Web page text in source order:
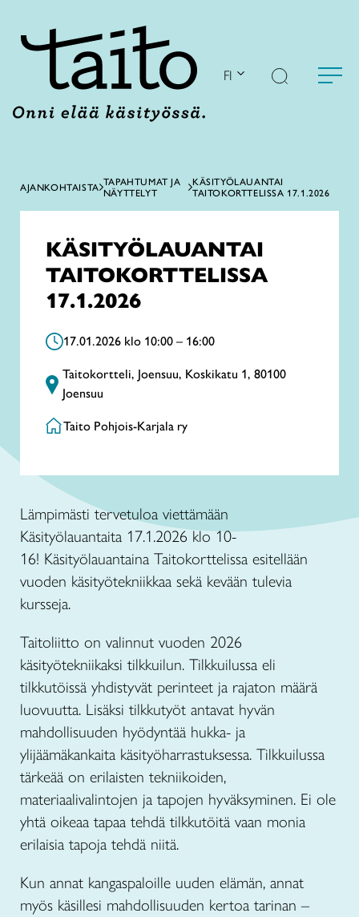
FI
AJANKOHTAISTA TAPAHTUMAT JA
NÄYTTELYT
KÄSITYÖLAUANTAI
TAITOKORTTELISSA 17.1.2026
KÄSITYÖLAUANTAI
TAITOKORTTELISSA
17.1.2026
17.01.2026 klo 10:00 – 16:00
Taitokortteli, Joensuu, Koskikatu 1, 80100
Joensuu
Taito Pohjois-Karjala ry
Lämpimästi tervetuloa viettämään
Käsityölauantaita 17.1.2026 klo 10-
16! Käsityölauantaina Taitokorttelissa esitellään
vuoden käsityötekniikkaa sekä kevään tulevia
kursseja.
Taitoliitto on valinnut vuoden 2026
käsityötekniikaksi tilkkuilun. Tilkkuilussa eli
tilkkutöissä yhdistyvät perinteet ja rajaton määrä
luovuutta. Lisäksi tilkkutyöt antavat hyvän
mahdollisuuden hyödyntää hukka- ja
ylijäämäkankaita käsityöharrastuksessa. Tilkkuilussa
tärkeää on erilaisten tekniikoiden,
materiaalivalintojen ja tapojen hyväksyminen. Ei ole
yhtä oikeaa tapaa tehdä tilkkutöitä vaan monia
erilaisia tapoja tehdä niitä.
Kun annat kangaspaloille uuden elämän, annat
myös käsillesi mahdollisuuden kertoa tarinan –